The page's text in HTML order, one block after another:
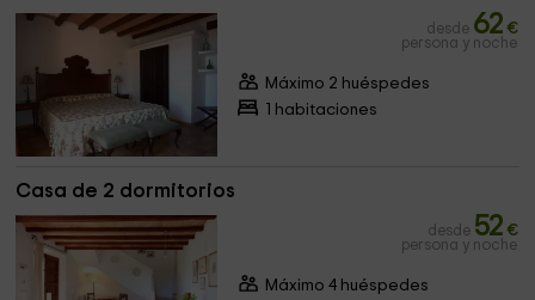
desde 62 €
persona y noche
Máximo 2 huéspedes
1 habitaciones
Casa de 2 dormitorios
desde 52 €
persona y noche
Máximo 4 huéspedes